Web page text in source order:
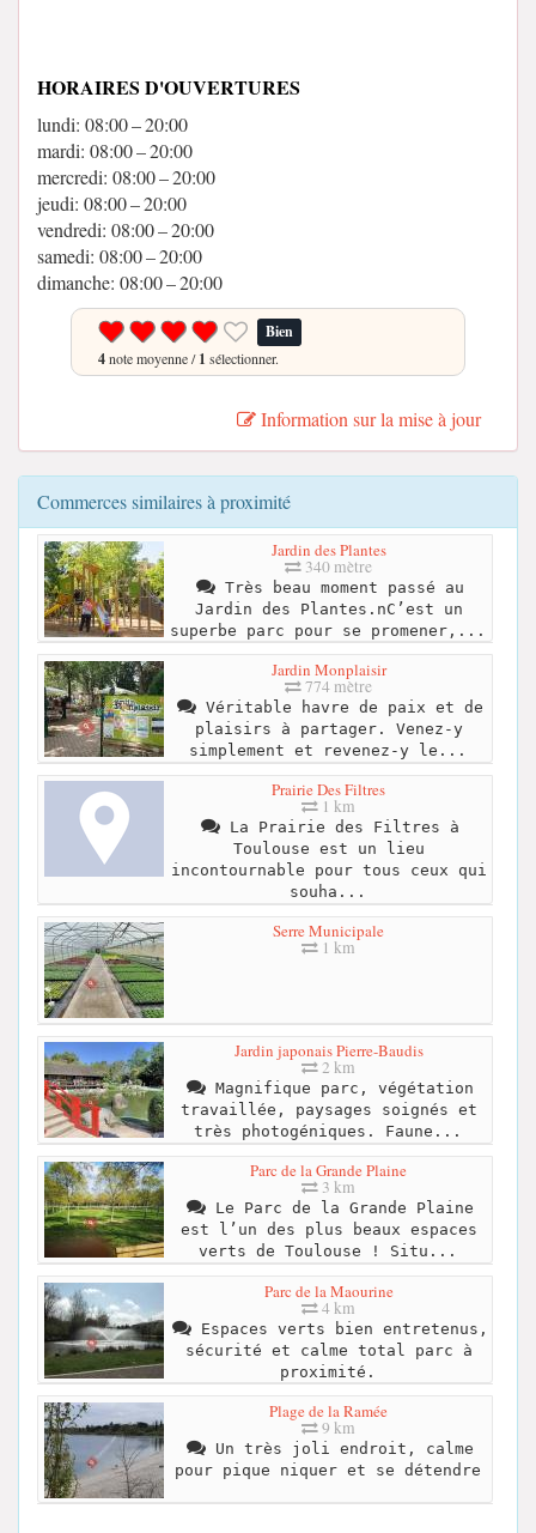
HORAIRES D'OUVERTURES
lundi: 08:00 – 20:00
mardi: 08:00 – 20:00
mercredi: 08:00 – 20:00
jeudi: 08:00 – 20:00
vendredi: 08:00 – 20:00
samedi: 08:00 – 20:00
dimanche: 08:00 – 20:00
Bien
4note moyenne /1 sélectionner.
Information sur la mise à jour
Commerces similaires à proximité
Jardin des Plantes
340 mètre
Très beau moment passé au
Jardin des Plantes.nC’est un
superbe parc pour se promener,...
Jardin Monplaisir
774 mètre
Véritable havre de paix et de
plaisirs à partager. Venez-y
simplement et revenez-y le...
Prairie Des Filtres
1 km
La Prairie des Filtres à
Toulouse est un lieu
incontournable pour tous ceux qui
souha...
Serre Municipale
1 km
Jardin japonais Pierre-Baudis
2 km
Magnifique parc, végétation
travaillée, paysages soignés et
très photogéniques. Faune...
Parc de la Grande Plaine
3 km
Le Parc de la Grande Plaine
est l’un des plus beaux espaces
verts de Toulouse ! Situ...
Parc de la Maourine
4 km
Espaces verts bien entretenus,
sécurité et calme total parc à
proximité.
Plage de la Ramée
9 km
Un très joli endroit, calme
pour pique niquer et se détendre